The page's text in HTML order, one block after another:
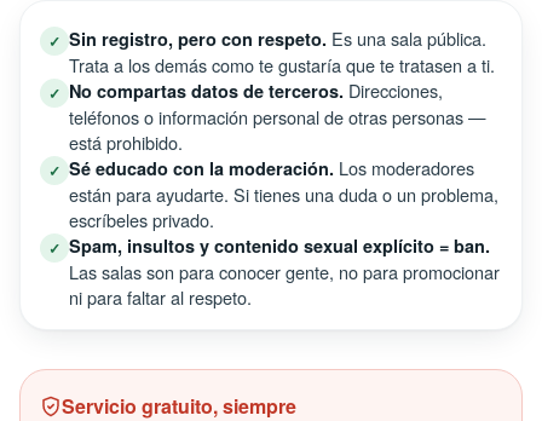
✓ Sin registro, pero con respeto. Es una sala pública.
Trata a los demás como te gustaría que te tratasen a ti.
✓ No compartas datos de terceros. Direcciones,
teléfonos o información personal de otras personas —
está prohibido.
✓ Sé educado con la moderación. Los moderadores
están para ayudarte. Si tienes una duda o un problema,
escríbeles privado.
✓ Spam, insultos y contenido sexual explícito = ban.
Las salas son para conocer gente, no para promocionar
ni para faltar al respeto.
Servicio gratuito, siempre